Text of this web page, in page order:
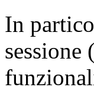
In